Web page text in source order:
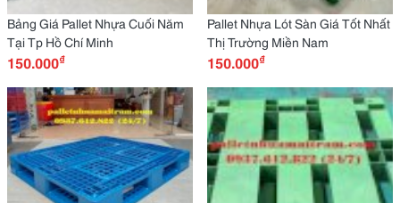
Bảng Giá Pallet Nhựa Cuối Năm
Tại Tp Hồ Chí Minh
150.000₫
Pallet Nhựa Lót Sàn Giá Tốt Nhất
Thị Trường Miền Nam
150.000₫